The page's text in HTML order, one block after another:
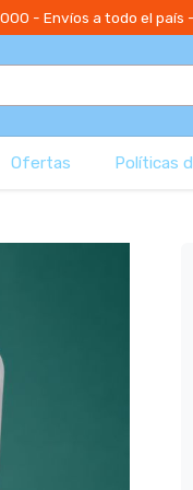
- Envíos a todo el país -
Ofertas Políticas